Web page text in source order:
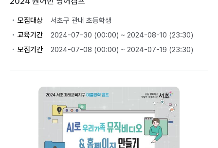
모집대상
서초구 관내 초등학생
교육기간
2024-07-30 (00:00) ~ 2024-08-10 (23:30)
모집기간
2024-07-08 (00:00) ~ 2024-07-19 (23:30)